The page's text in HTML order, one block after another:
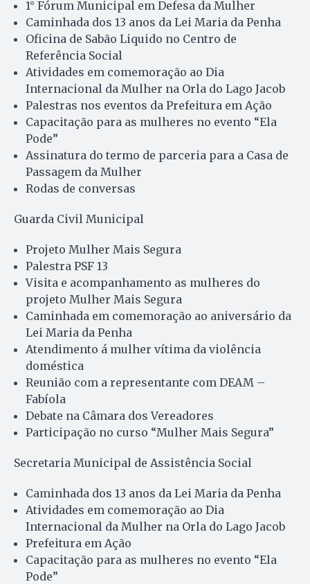
1° Fórum Municipal em Defesa da Mulher
Caminhada dos 13 anos da Lei Maria da Penha
Oficina de Sabão Liquido no Centro de
Referência Social
Atividades em comemoração ao Dia
Internacional da Mulher na Orla do Lago Jacob
Palestras nos eventos da Prefeitura em Ação
Capacitação para as mulheres no evento “Ela
Pode”
Assinatura do termo de parceria para a Casa de
Passagem da Mulher
Rodas de conversas
Guarda Civil Municipal
Projeto Mulher Mais Segura
Palestra PSF 13
Visita e acompanhamento as mulheres do
projeto Mulher Mais Segura
Caminhada em comemoração ao aniversário da
Lei Maria da Penha
Atendimento á mulher vítima da violência
doméstica
Reunião com a representante com DEAM –
Fabíola
Debate na Câmara dos Vereadores
Participação no curso “Mulher Mais Segura”
Secretaria Municipal de Assistência Social
Caminhada dos 13 anos da Lei Maria da Penha
Atividades em comemoração ao Dia
Internacional da Mulher na Orla do Lago Jacob
Prefeitura em Ação
Capacitação para as mulheres no evento “Ela
Pode”